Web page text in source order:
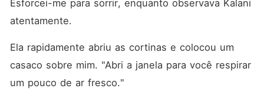
Esforcei-me para sorrir, enquanto observava Kalani
atentamente.
Ela rapidamente abriu as cortinas e colocou um
casaco sobre mim. "Abri a janela para você respirar
um pouco de ar fresco."